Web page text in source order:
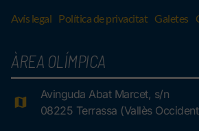
Avís legal Política de privacitat Galetes
ÀREA OLÍMPICA
Avinguda Abat Marcet, s/n
08225 Terrassa (Vallès